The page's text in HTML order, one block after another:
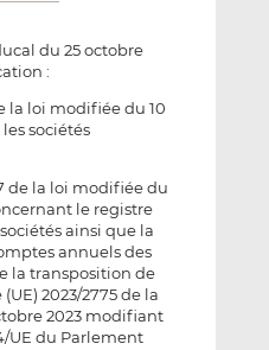
du 25 octobre
:
la loi modifiée du 10
sociétés
de la loi modifiée du
le registre
ainsi que la
annuels des
la transposition de
2023/2775 de la
2023 modifiant
UE du Parlement